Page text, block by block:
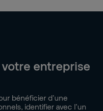
entreprise
bénéficier d’une
identifier avec l’un